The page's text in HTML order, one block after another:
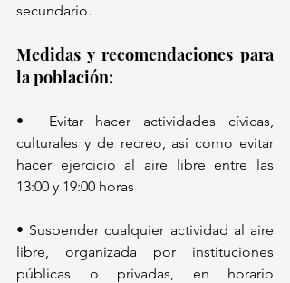
secundario.
Medidas y recomendaciones para
la población:
•  Evitar hacer actividades cívicas,
culturales y de recreo, así como evitar
hacer ejercicio al aire libre entre las
13:00 y 19:00 horas
• Suspender cualquier actividad al aire
libre, organizada por instituciones
públicas o privadas, en horario